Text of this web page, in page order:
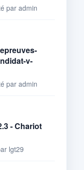
par admin
v-
par admin
- Chariot
lgt29